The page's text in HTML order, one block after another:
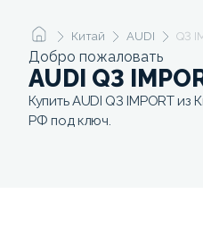
Китай AUDI Q3
Добро пожаловать
AUDI Q3
Купить AUDI Q3 IMPORT
РФ под ключ.